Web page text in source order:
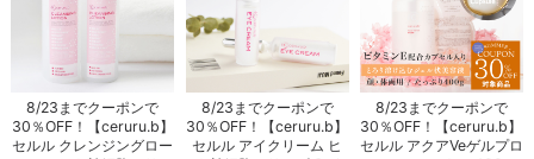
8/23までクーポンで
30％OFF！【ceruru.b】
セルル クレンジングロー
8/23までクーポンで
30％OFF！【ceruru.b】
セルル アイクリーム ヒ
8/23までクーポンで
30％OFF！【ceruru.b】
セルル アクアVeゲルプロ